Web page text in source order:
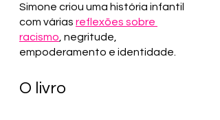
Simone criou uma história infantil
com várias reflexões sobre
racismo , negritude,
empoderamento e identidade.
O livro